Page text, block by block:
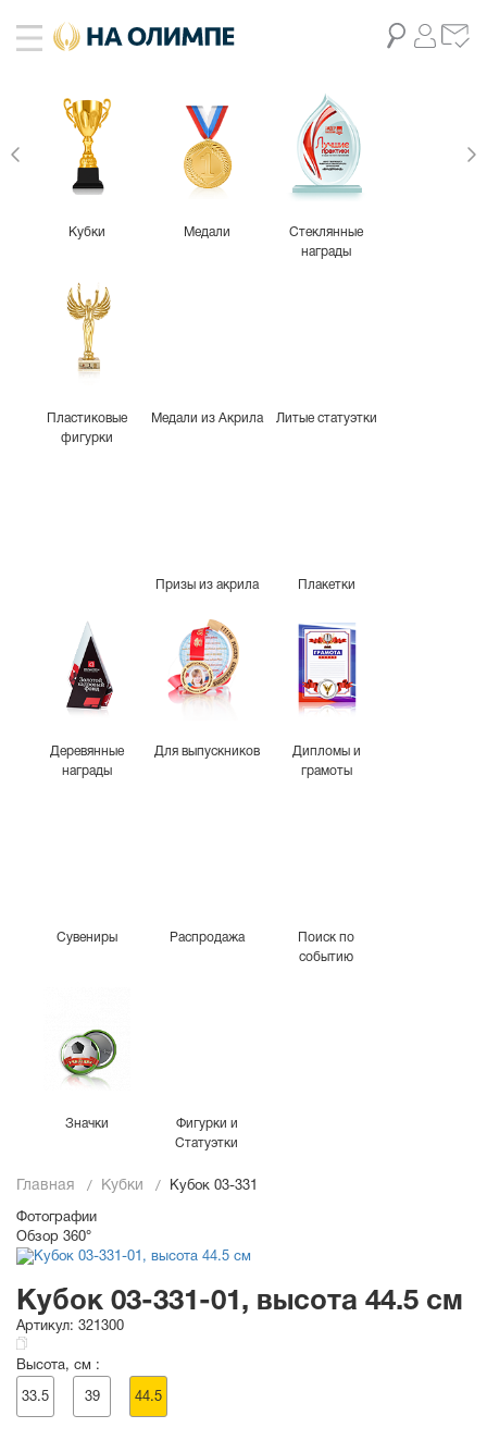
Кубки Медали
Стеклянные
награды
Пластиковые
фигурки
Медали из Акрила Литые статуэтки
Призы из акрила Плакетки
Деревянные
награды
Для выпускников
Дипломы и
грамоты
Сувениры Распродажа
Поиск по
событию
Значки
Фигурки и
Статуэтки
Главная Кубки Кубок 03-331
Фотографии
Обзор 360°
Кубок 03-331-01, высота 44.5 см
Артикул: 321300
Высота, см :
33.5 39 44.5